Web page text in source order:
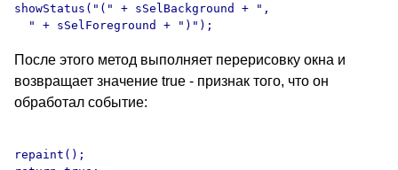
showStatus("(" + sSelBackground + ",
После этого метод выполняет перерисовку окна и
возвращает значение true - признак того, что он
обработал событие:
repaint();